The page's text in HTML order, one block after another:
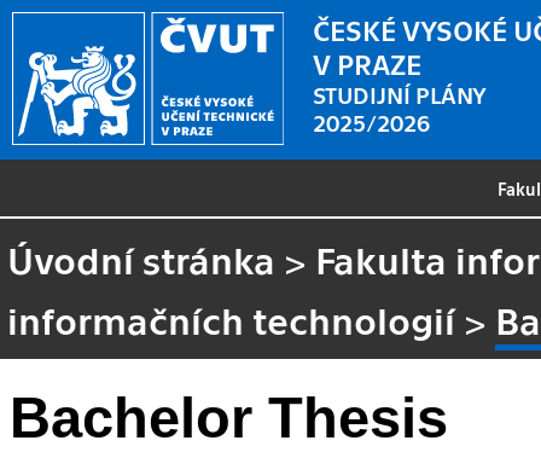
ČESKÉ VYSOKÉ
V PRAZE
STUDIJNÍ PLÁNY
2025/2026
Úvodní stránka > Fakulta
informačních technologií>
Bachelor Thesis